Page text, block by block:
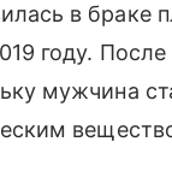
в браке
году.
мужчина